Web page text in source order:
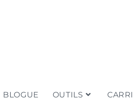
BLOGUE OUTILS